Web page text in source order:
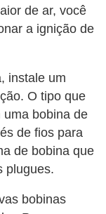
de ar, você
a ignição de
instale um
O tipo que
uma bobina de
de fios para
de bobina que
plugues.
bobinas